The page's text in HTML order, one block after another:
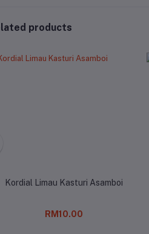
products
Kordial Limau Kasturi Asamboi
RM10.00